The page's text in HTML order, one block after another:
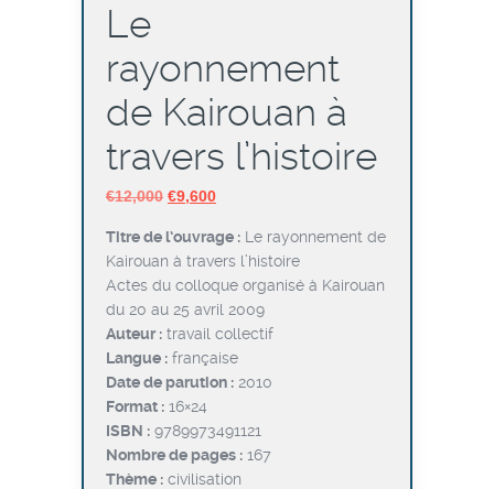
Le
rayonnement
de Kairouan à
travers l’histoire
€12,000 Le
initial
était :
€12,000.
€9,600Le
actuel
est :
€9,600.
Titre de l’ouvrage : Le rayonnement de
Kairouan à travers l’histoire
Actes du colloque organisé à Kairouan
du 20 au 25 avril 2009
Auteur : travail collectif
Langue : française
Date de parution : 2010
Format : 16×24
ISBN : 9789973491121
Nombre de pages : 167
Thème : civilisation